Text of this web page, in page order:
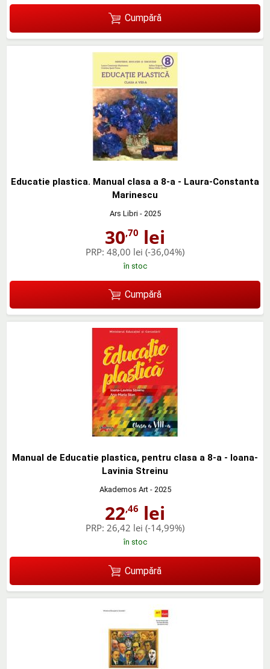
Cumpără
Educatie plastica. Manual clasa a 8-a - Laura-Constanta
Marinescu
Ars Libri- 2025
30,70 lei
PRP: 48,00 lei (-36,04%)
în stoc
Cumpără
Manual de Educatie plastica, pentru clasa a 8-a - Ioana-
Lavinia Streinu
Akademos Art- 2025
22,46 lei
PRP: 26,42 lei (-14,99%)
în stoc
Cumpără